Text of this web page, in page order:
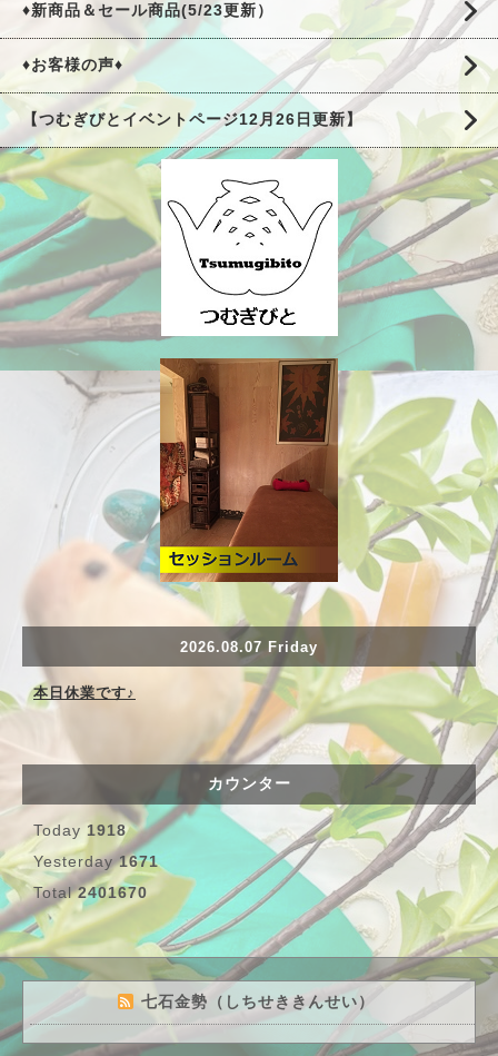
♦新商品＆セール商品(5/23更新）
♦お客様の声♦
【つむぎびとイベントページ12月26日更新】
2026.08.07 Friday
本日休業です♪
カウンター
Today 1918
Yesterday1671
Total2401670
七石金勢（しちせききんせい）